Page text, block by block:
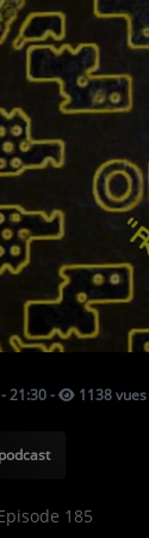
?
OUEST
21:30- 1138 vues
185